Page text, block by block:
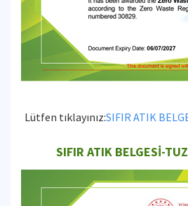
Lütfen tıklayınız:SIFIR ATIK
SIFIR ATIK BELGESİ-